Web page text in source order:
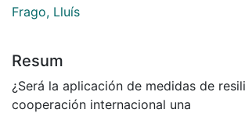
Frago, Lluís
Resum
¿Será la aplicación de medidas de
cooperación internacional una